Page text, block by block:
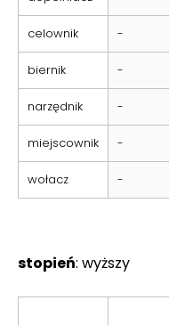
celownik -
biernik -
narzędnik -
miejscownik -
wołacz -
stopień: wyższy